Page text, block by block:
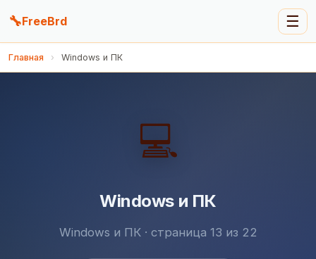
🔧FreeBrd ☰
Главная › Windows и ПК
💻
Windows и ПК
Windows и ПК · страница 13 из 22